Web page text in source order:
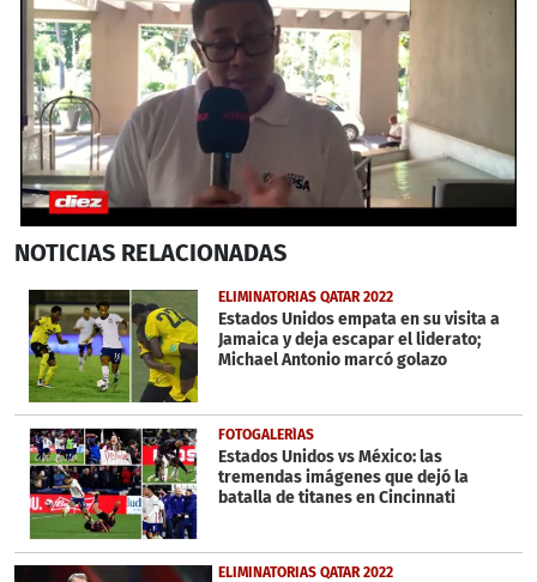
seconds
1
minute,
57
seconds
NOTICIAS RELACIONADAS
ELIMINATORIAS QATAR 2022
Estados Unidos empata en su visita a
Jamaica y deja escapar el liderato;
Michael Antonio marcó golazo
FOTOGALERÍAS
Estados Unidos vs México: las
tremendas imágenes que dejó la
batalla de titanes en Cincinnati
ELIMINATORIAS QATAR 2022